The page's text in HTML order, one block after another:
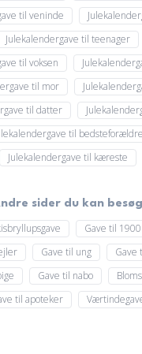
til veninde
Julekalendergave til teenager
til voksen
til mor
til datter
til bedsteforældre
Julekalendergave til kæreste
sider du kan
Gave til
Gave til ung
Gave
Gave til nabo
til apoteker